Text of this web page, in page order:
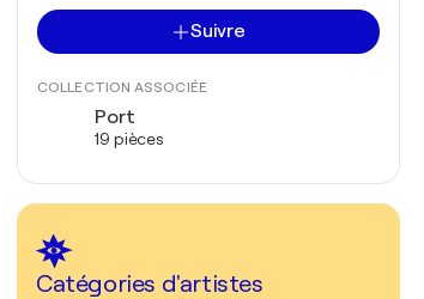
Suivre
COLLECTION ASSOCIÉE
Port
19 pièces
Catégories d'artistes